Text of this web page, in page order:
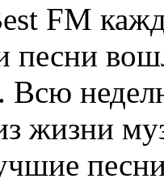
FM
песни
Всю
жизни